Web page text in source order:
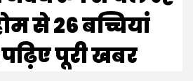
से 26 बच्चियां
पूरी खबर